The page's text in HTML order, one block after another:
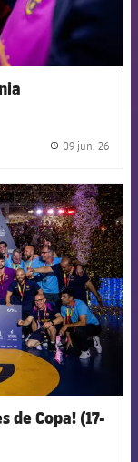
09 jun. 26
badge
de Copa! (17-